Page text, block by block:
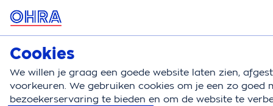
MENU
Zorgverzekering
Zorgverzekering Buitenland Werken pensioen
Cookies
We willen je graag een goede website laten zien,
voorkeuren. We gebruiken cookies om je een zo goed
bezoekerservaring te bieden en om de website te